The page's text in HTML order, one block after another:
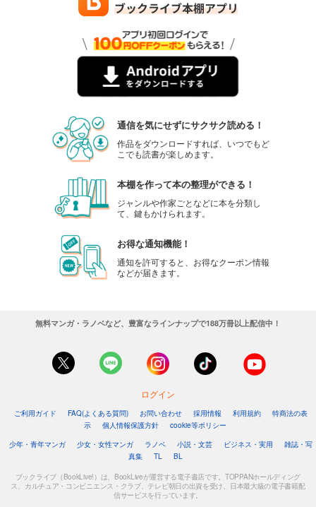
通信を気にせずにサクサク読める！
作品をダウンロードすれば、いつでもど
こでも読書が楽しめます。
本棚を作って本の整理ができる！
ジャンルや作家ごとなどに本を分類し
て、鍵もかけられます。
お得な通知機能！
通知を許可すると、お得なクーポン情報
などが届きます。
無料マンガ・ラノベなど、豊富なラインナップで188万冊以上配信中！
ログイン
ご利用ガイド FAQ(よくある質問) お問い合わせ 採用情報 利用規約
特商法の表
示
個人情報保護方針
cookie等ポリシー
少年・青年マンガ
少女・女性マンガ ラノベ 小説・文芸 ビジネス・実用
雑誌・写
真集
TL BL
ブックライブ（BookLive!）は、BookLiveが運営する電子書店です。TOPPANホールディング
ス、カルチュア・コンビニエンス・クラブ、テレビ朝日の出資を受け、日本最大級の電子書籍配
信サービスを行っています。